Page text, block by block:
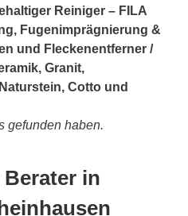
Reiniger – FILA
Fugenimprägnierung &
und Fleckenentferner /
Granit,
Cotto und
gefunden haben.
in